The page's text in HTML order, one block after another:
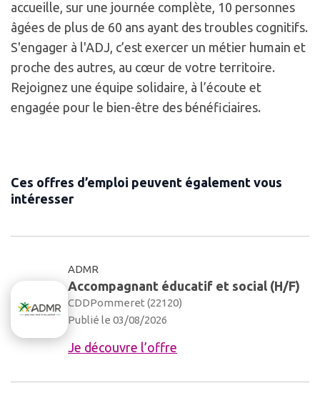
accueille, sur une journée complète, 10 personnes
âgées de plus de 60 ans ayant des troubles cognitifs.
S'engager à l'ADJ, c’est exercer un métier humain et
proche des autres, au cœur de votre territoire.
Rejoignez une équipe solidaire, à l’écoute et
engagée pour le bien-être des bénéficiaires.
Ces offres d’emploi peuvent également vous
intéresser
ADMR
Accompagnant éducatif et social (H/F)
CDDPommeret (22120)
Publié le 03/08/2026
Je découvre l’offre